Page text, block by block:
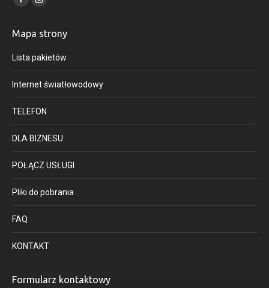
Facebook
opens
in
window
Instagram
opens
in
window
Mapa strony
Lista pakietów
Internet światłowodowy
TELEFON
DLA BIZNESU
POŁĄCZ USŁUGI
Pliki do pobrania
FAQ
KONTAKT
Formularz kontaktowy